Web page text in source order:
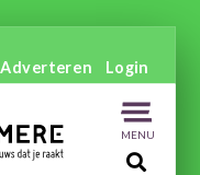
Adverteren Login
MENU